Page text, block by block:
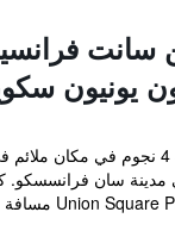
سانت
يونيون
يقع هذا الفندق المصنف 4 نجوم في
مدينة سان فرانسسكو.